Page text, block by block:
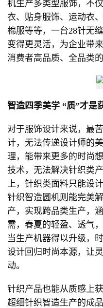
机生产多类型服饰，不
衣、贴身服饰、运动衣
棉服等等，一台28针无
变得更灵活，为企业带
消费者高品质、全品类
智造四季美学 “质”才是
对于服饰设计来说，最
计，无法传递设计师的
理，能带来更多的时尚
技术，无法解决针织类
上，针织类面料只能设
针织智造圆机则能完美
产，实现跨品类生产，
需，春夏的轻盈、透气
当生产机器得以升级，
设计回归时尚本源，让
动。
针织产品也能从质感上
超细针织智造生产的成